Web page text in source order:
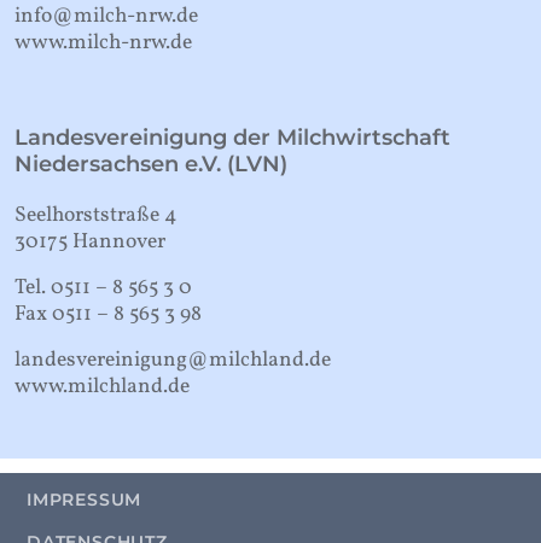
info@milch-nrw.de
www.milch-nrw.de
Landesvereinigung der Milchwirtschaft
Niedersachsen e.V. (LVN)
Seelhorststraße 4
30175 Hannover
Tel. 0511 – 8 565 3 0
Fax 0511 – 8 565 3 98
landesvereinigung@milchland.de
www.milchland.de
IMPRESSUM